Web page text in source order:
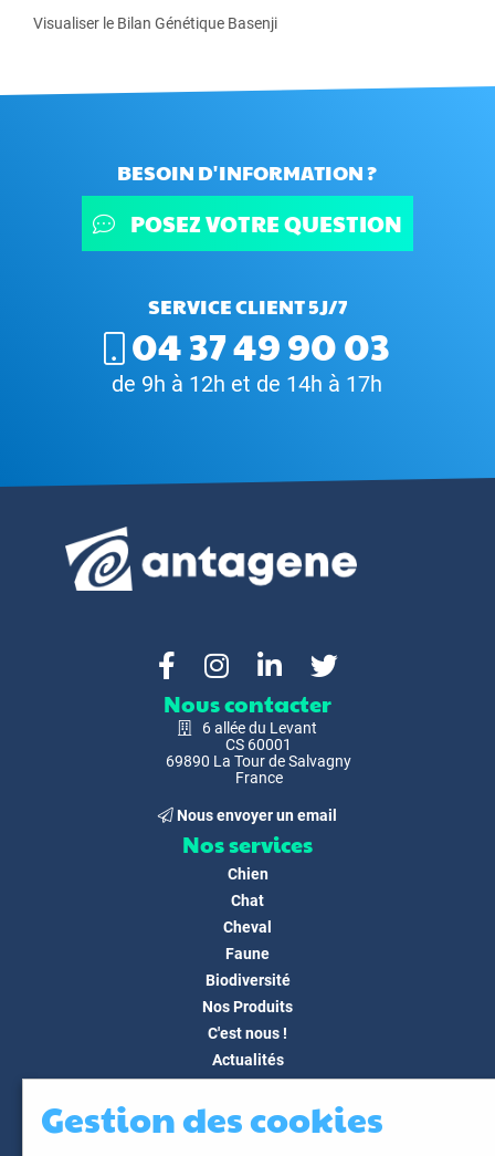
Visualiser le Bilan Génétique Basenji
BESOIN D'INFORMATION ?
POSEZ VOTRE QUESTION
SERVICE CLIENT 5J/7
04 37 49 90 03
de 9h à 12h et de 14h à 17h
Nous contacter
6 allée du Levant
CS 60001
69890 La Tour de Salvagny
France
Nous envoyer un email
Nos services
Chien
Chat
Cheval
Faune
Biodiversité
Nos Produits
C'est nous !
Actualités
FAQ
Gestion des cookies